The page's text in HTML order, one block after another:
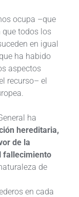
ocupa –que
que todos los
en igual
ha habido
aspectos
recurso– el
ha
hereditaria,
de la
fallecimiento
de
en cada